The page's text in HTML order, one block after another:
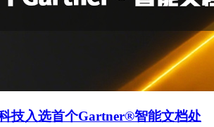
技入选首个Gartner®智能文档处